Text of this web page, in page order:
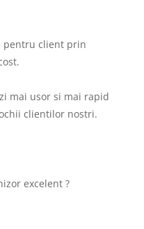
pentru client prin
mai usor si mai rapid
clientilor nostri.
excelent ?